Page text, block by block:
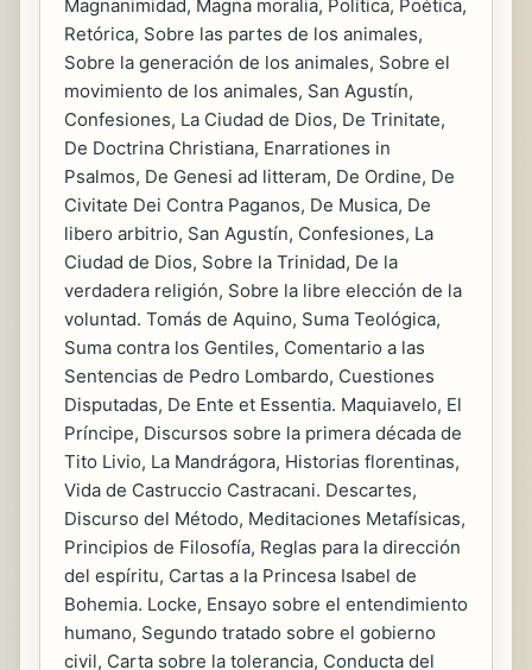
Magnanimidad, Magna moralia, Política, Poética,
Retórica, Sobre las partes de los animales,
Sobre la generación de los animales, Sobre el
movimiento de los animales, San Agustín,
Confesiones, La Ciudad de Dios, De Trinitate,
De Doctrina Christiana, Enarrationes in
Psalmos, De Genesi ad litteram, De Ordine, De
Civitate Dei Contra Paganos, De Musica, De
libero arbitrio, San Agustín, Confesiones, La
Ciudad de Dios, Sobre la Trinidad, De la
verdadera religión, Sobre la libre elección de la
voluntad. Tomás de Aquino, Suma Teológica,
Suma contra los Gentiles, Comentario a las
Sentencias de Pedro Lombardo, Cuestiones
Disputadas, De Ente et Essentia. Maquiavelo, El
Príncipe, Discursos sobre la primera década de
Tito Livio, La Mandrágora, Historias florentinas,
Vida de Castruccio Castracani. Descartes,
Discurso del Método, Meditaciones Metafísicas,
Principios de Filosofía, Reglas para la dirección
del espíritu, Cartas a la Princesa Isabel de
Bohemia. Locke, Ensayo sobre el entendimiento
humano, Segundo tratado sobre el gobierno
civil, Carta sobre la tolerancia, Conducta del